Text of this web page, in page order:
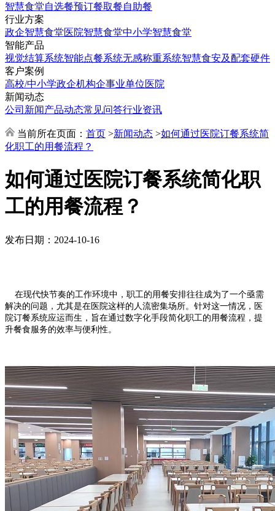
智慧食堂自选餐预订餐取餐自助餐
行业方案
政企智慧食堂医院智慧食堂中小学智慧食堂
智能产品
视觉结算系统智能点餐系统无感称重系统智慧食安及配套硬件
客户案例
高校/中小学政企机构企事业单位医院
新闻动态
公司新闻产品动态常见问答行业资讯
当前所在页面： 首页 >新闻动态 >如何通过医院订餐系统简
化职工的用餐流程？
如何通过医院订餐系统简化职
工的用餐流程？
发布日期：2024-10-16
在现代快节奏的工作环境中，职工的用餐安排往往成为了一个亟需
解决的问题，尤其是在医院这样的人流密集场所。针对这一情况，医
院订餐系统应运而生，旨在通过数字化手段简化职工的用餐流程，提
升餐食服务的效率与便利性。